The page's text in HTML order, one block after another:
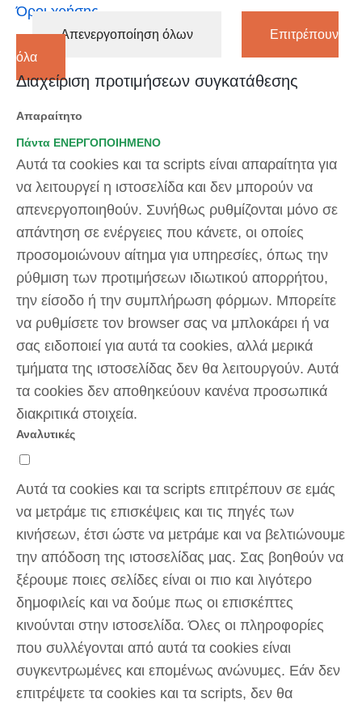
Όροι χρήσης
Απενεργοποίηση όλων
Επιτρέπουν
όλα
Διαχείριση προτιμήσεων συγκατάθεσης
Απαραίτητο
Πάντα ΕΝΕΡΓΟΠΟΙΗΜΕΝΟ
Αυτά τα cookies και τα scripts είναι απαραίτητα για
να λειτουργεί η ιστοσελίδα και δεν μπορούν να
απενεργοποιηθούν. Συνήθως ρυθμίζονται μόνο σε
απάντηση σε ενέργειες που κάνετε, οι οποίες
προσομοιώνουν αίτημα για υπηρεσίες, όπως την
ρύθμιση των προτιμήσεων ιδιωτικού απορρήτου,
την είσοδο ή την συμπλήρωση φόρμων. Μπορείτε
να ρυθμίσετε τον browser σας να μπλοκάρει ή να
σας ειδοποιεί για αυτά τα cookies, αλλά μερικά
τμήματα της ιστοσελίδας δεν θα λειτουργούν. Αυτά
τα cookies δεν αποθηκεύουν κανένα προσωπικά
διακριτικά στοιχεία.
Αναλυτικές
Αυτά τα cookies και τα scripts επιτρέπουν σε εμάς
να μετράμε τις επισκέψεις και τις πηγές των
κινήσεων, έτσι ώστε να μετράμε και να βελτιώνουμε
την απόδοση της ιστοσελίδας μας. Σας βοηθούν να
ξέρουμε ποιες σελίδες είναι οι πιο και λιγότερο
δημοφιλείς και να δούμε πως οι επισκέπτες
κινούνται στην ιστοσελίδα. Όλες οι πληροφορίες
που συλλέγονται από αυτά τα cookies είναι
συγκεντρωμένες και επομένως ανώνυμες. Εάν δεν
επιτρέψετε τα cookies και τα scripts, δεν θα